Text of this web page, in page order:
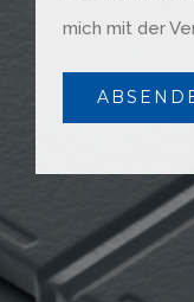
mich mit der